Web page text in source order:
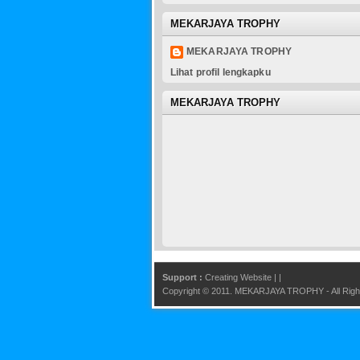
MEKARJAYA TROPHY
MEKARJAYA TROPHY
Lihat profil lengkapku
MEKARJAYA TROPHY
Support : Creating Website
Copyright © 2011.
MEKARJAYA TROPHY - All